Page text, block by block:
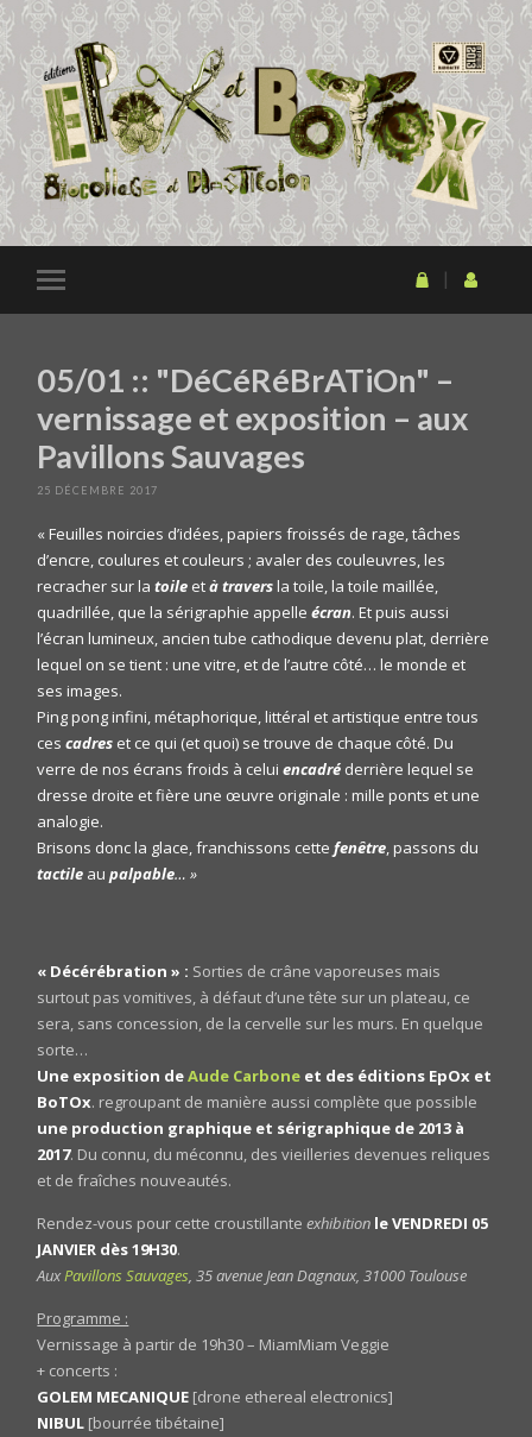
05/01 :: "DéCéRéBrATiOn" –
vernissage et exposition – aux
Pavillons Sauvages
25 DÉCEMBRE 2017
« Feuilles noircies d’idées, papiers froissés de rage, tâches
d’encre, coulures et couleurs ; avaler des couleuvres, les
recracher sur latoile età traversla toile, la toile maillée,
quadrillée, que la sérigraphie appelleécran. Et puis aussi
l’écran lumineux, ancien tube cathodique devenu plat, derrière
lequel on se tient : une vitre, et de l’autre côté… le monde et
ses images.
Ping pong infini, métaphorique, littéral et artistique entre tous
cescadres et ce qui (et quoi) se trouve de chaque côté. Du
verre de nos écrans froids à celuiencadré derrière lequel se
dresse droite et fière une œuvre originale : mille ponts et une
analogie.
Brisons donc la glace, franchissons cettefenêtre, passons du
tactile aupalpable… »
« Décérébration » : Sorties de crâne vaporeuses mais
surtout pas vomitives, à défaut d’une tête sur un plateau, ce
sera, sans concession, de la cervelle sur les murs. En quelque
sorte…
Une exposition deAude Carbone et des éditions EpOx et
BoTOx. regroupant de manière aussi complète que possible
une production graphique et sérigraphique de 2013 à
2017. Du connu, du méconnu, des vieilleries devenues reliques
et de fraîches nouveautés.
Rendez-vous pour cette croustillanteexhibition le VENDREDI 05
JANVIER dès 19H30.
AuxPavillons Sauvages, 35 avenue Jean Dagnaux, 31000 Toulouse
Programme :
Vernissage à partir de 19h30 – MiamMiam Veggie
+ concerts :
GOLEM MECANIQUE [drone ethereal electronics]
NIBUL [bourrée tibétaine]